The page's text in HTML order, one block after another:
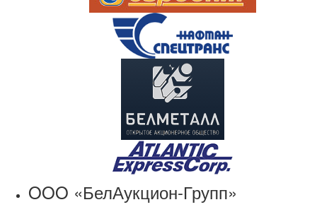
OOO «БелАукцион-Групп»